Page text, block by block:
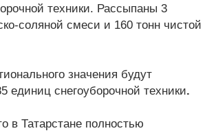
техники. Рассыпаны 3
соляной смеси и 160 тонн чистой
значения будут
единиц снегоуборочной техники.
в Татарстане полностью